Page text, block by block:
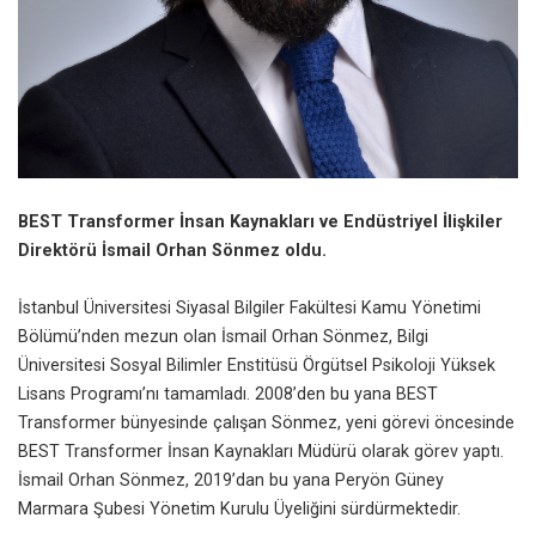
BEST Transformer İnsan Kaynakları ve Endüstriyel İlişkiler
Direktörü İsmail Orhan Sönmez oldu.
İstanbul Üniversitesi Siyasal Bilgiler Fakültesi Kamu Yönetimi
Bölümü’nden mezun olan İsmail Orhan Sönmez, Bilgi
Üniversitesi Sosyal Bilimler Enstitüsü Örgütsel Psikoloji Yüksek
Lisans Programı’nı tamamladı. 2008’den bu yana BEST
Transformer bünyesinde çalışan Sönmez, yeni görevi öncesinde
BEST Transformer İnsan Kaynakları Müdürü olarak görev yaptı.
İsmail Orhan Sönmez, 2019’dan bu yana Peryön Güney
Marmara Şubesi Yönetim Kurulu Üyeliğini sürdürmektedir.